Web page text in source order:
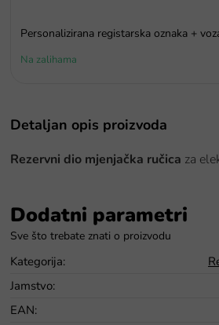
Personalizirana registarska oznaka +
Na zalihama
Detaljan opis proizvoda
Rezervni dio mjenjačka ručica za
Dodatni parametri
Kategorija:
Jamstvo:
EAN: